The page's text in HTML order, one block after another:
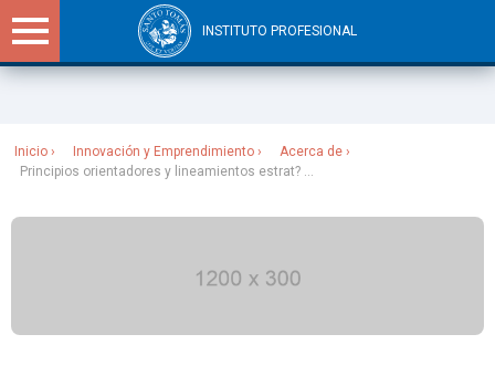
INSTITUTO PROFESIONAL
Inicio Innovación y Emprendimiento
Acerca de
Principios orientadores y lineamientos estrat? ...